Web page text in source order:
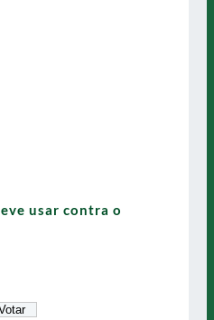
usar contra o